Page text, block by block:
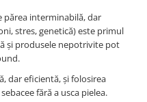
părea interminabilă, dar
stres, genetică) este primul
și produsele nepotrivite pot
dar eficientă, și folosirea
fără a usca pielea.